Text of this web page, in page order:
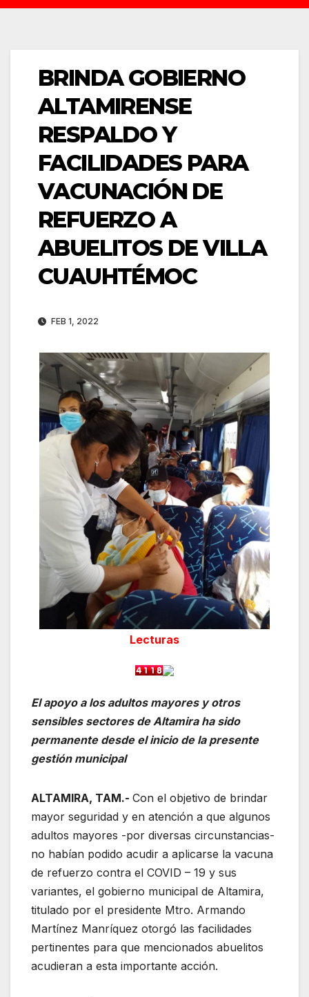
BRINDA GOBIERNO
ALTAMIRENSE
RESPALDO Y
FACILIDADES PARA
VACUNACIÓN DE
REFUERZO A
ABUELITOS DE VILLA
CUAUHTÉMOC
FEB 1, 2022
Lecturas
El apoyo a los adultos mayores y otros
sensibles sectores de Altamira ha sido
permanente desde el inicio de la presente
gestión municipal
ALTAMIRA, TAM.- Con el objetivo de brindar
mayor seguridad y en atención a que algunos
adultos mayores -por diversas circunstancias-
no habían podido acudir a aplicarse la vacuna
de refuerzo contra el COVID – 19 y sus
variantes, el gobierno municipal de Altamira,
titulado por el presidente Mtro. Armando
Martínez Manríquez otorgó las facilidades
pertinentes para que mencionados abuelitos
acudieran a esta importante acción.